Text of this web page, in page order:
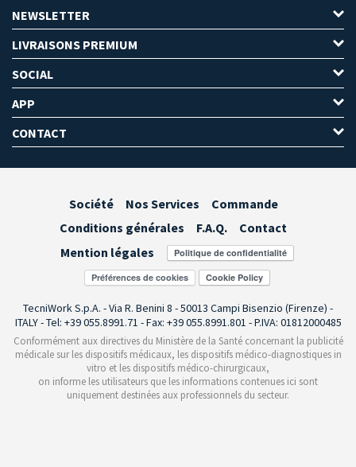
NEWSLETTER
LIVRAISONS PREMIUM
SOCIAL
APP
CONTACT
Société Nos Services
Commande
Conditions générales
F.A.Q.
Contact
Mention légales
Préférences de cookies
TecniWork S.p.A. - Via R. Benini 8 - 50013 Campi Bisenzio (Firenze) -
ITALY - Tel: +39 055.8991.71 - Fax: +39 055.8991.801 - P.IVA: 01812000485
Conformément aux directives du Ministère de la Santé concernant la publicité
médicale sur les dispositifs médicaux, les dispositifs médico-diagnostiques in
vitro et les dispositifs médico-chirurgicaux,
on informe les utilisateurs que les informations contenues ici sont
uniquement destinées aux professionnels du secteur.